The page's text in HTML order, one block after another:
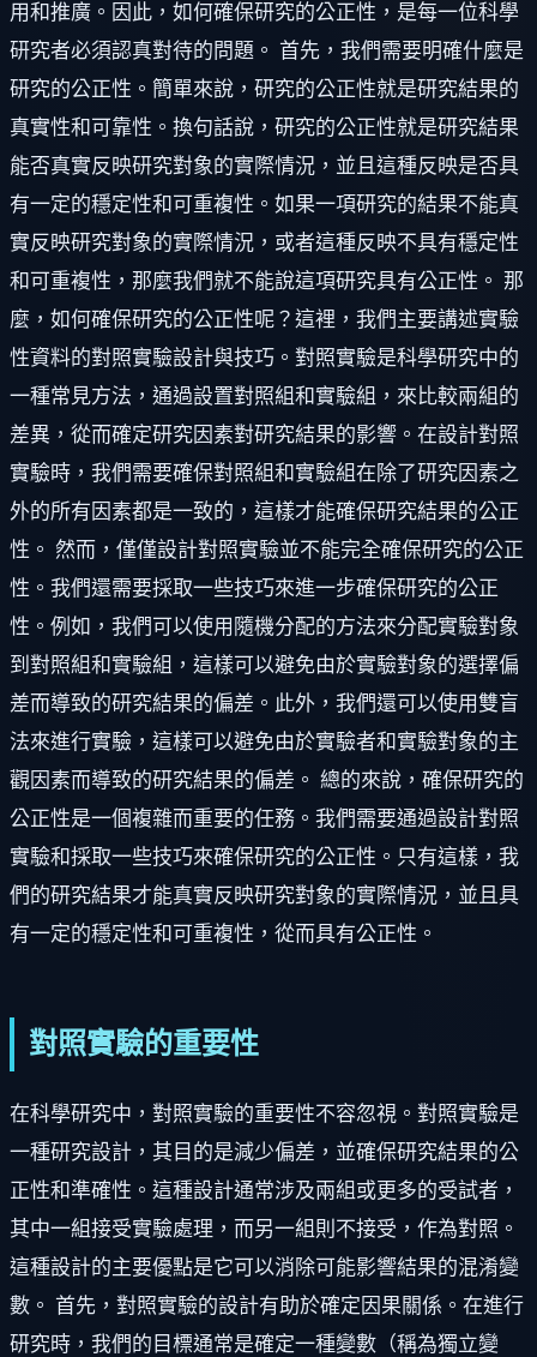
用和推廣。因此，如何確保研究的公正性，是每一位科學
研究者必須認真對待的問題。 首先，我們需要明確什麼是
研究的公正性。簡單來說，研究的公正性就是研究結果的
真實性和可靠性。換句話說，研究的公正性就是研究結果
能否真實反映研究對象的實際情況，並且這種反映是否具
有一定的穩定性和可重複性。如果一項研究的結果不能真
實反映研究對象的實際情況，或者這種反映不具有穩定性
和可重複性，那麼我們就不能說這項研究具有公正性。 那
麼，如何確保研究的公正性呢？這裡，我們主要講述實驗
性資料的對照實驗設計與技巧。對照實驗是科學研究中的
一種常見方法，通過設置對照組和實驗組，來比較兩組的
差異，從而確定研究因素對研究結果的影響。在設計對照
實驗時，我們需要確保對照組和實驗組在除了研究因素之
外的所有因素都是一致的，這樣才能確保研究結果的公正
性。 然而，僅僅設計對照實驗並不能完全確保研究的公正
性。我們還需要採取一些技巧來進一步確保研究的公正
性。例如，我們可以使用隨機分配的方法來分配實驗對象
到對照組和實驗組，這樣可以避免由於實驗對象的選擇偏
差而導致的研究結果的偏差。此外，我們還可以使用雙盲
法來進行實驗，這樣可以避免由於實驗者和實驗對象的主
觀因素而導致的研究結果的偏差。 總的來說，確保研究的
公正性是一個複雜而重要的任務。我們需要通過設計對照
實驗和採取一些技巧來確保研究的公正性。只有這樣，我
們的研究結果才能真實反映研究對象的實際情況，並且具
有一定的穩定性和可重複性，從而具有公正性。
對照實驗的重要性
在科學研究中，對照實驗的重要性不容忽視。對照實驗是
一種研究設計，其目的是減少偏差，並確保研究結果的公
正性和準確性。這種設計通常涉及兩組或更多的受試者，
其中一組接受實驗處理，而另一組則不接受，作為對照。
這種設計的主要優點是它可以消除可能影響結果的混淆變
數。 首先，對照實驗的設計有助於確定因果關係。在進行
研究時，我們的目標通常是確定一種變數（稱為獨立變